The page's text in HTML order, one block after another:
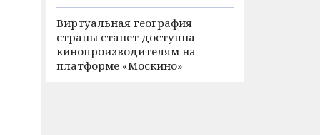
Виртуальная география
страны станет доступна
кинопроизводителям на
платформе «Москино»